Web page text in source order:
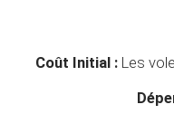
Coût Initial :Les